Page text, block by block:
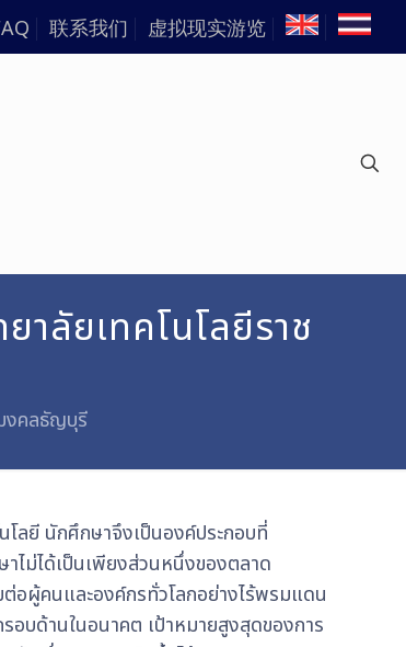
联系我们 虚拟现实游览
ลัยเทคโนโลยีราช
งคลธัญบุรี
โลยี นักศึกษาจึงเป็นองค์ประกอบที่
ไม่ได้เป็นเพียงส่วนหนึ่งของตลาด
อผู้คนและองค์กรทั่วโลกอย่างไร้พรมแดน
อบด้านในอนาคต เป้าหมายสูงสุดของการ